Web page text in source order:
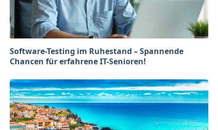
Software-Testing im Ruhestand – Spannende
Chancen für erfahrene IT-Senioren!